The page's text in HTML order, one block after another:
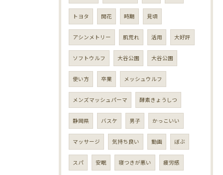
トヨタ 開花 時期 見頃
アシンメトリー 肌荒れ 活用 大好評
ソフトウルフ 大谷公園 大谷公園
使い方 卒業 メッシュウルフ
メンズマッシュパーマ 酵素きょうしつ
静岡県 バスケ 男子 かっこいい
マッサージ 気持ち良い 動画 ぼぶ
スパ 安眠 寝つきが悪い 疲労感